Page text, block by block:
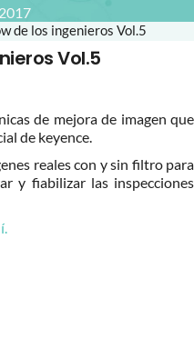
de los ingenieros Vol.5
Vol.5
de mejora de imagen que
de keyence.
reales con y sin filtro para
y fiabilizar las inspecciones